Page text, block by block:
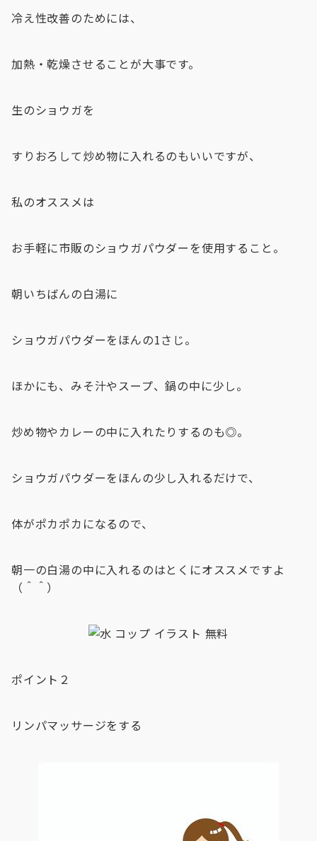
冷え性改善のためには、
加熱・乾燥させることが大事です。
生のショウガを
すりおろして炒め物に入れるのもいいですが、
私のオススメは
お手軽に市販のショウガパウダーを使用すること。
朝いちばんの白湯に
ショウガパウダーをほんの1さじ。
ほかにも、みそ汁やスープ、鍋の中に少し。
炒め物やカレーの中に入れたりするのも◎。
ショウガパウダーをほんの少し入れるだけで、
体がポカポカになるので、
朝一の白湯の中に入れるのはとくにオススメですよ
（＾＾）
ポイント２
リンパマッサージをする